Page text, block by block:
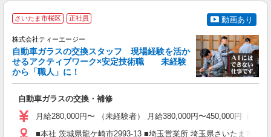
さいたま市桜区 正社員 動画あり
株式会社ティーエージー
自動車ガラスの交換スタッフ 現場経験を活か
せるアクティブワーク×安定技術職 未経験
から「職人」に！
自動車ガラスの交換・補修
月給280,000円〜 （未経験者） 月給380,000円〜450,000円（経
■本社 茨城県龍ケ崎市2993-13 ■埼玉営業所 埼玉県さいたま市桜区